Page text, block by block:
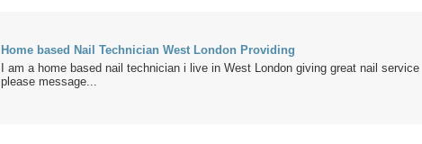
Home based Nail Technician West London Providing
I am a home based nail technician i live in West London giving great nail service
please message...